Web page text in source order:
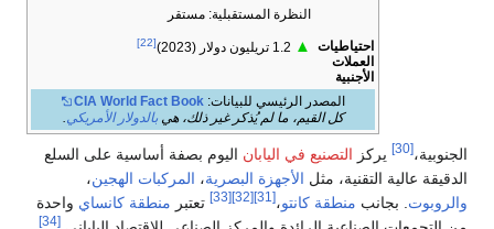
النظرة المستقبلية: مستقر
احتياطيات
العملات
الأجنبية
▲
[22]
المصدر الرئيسي للبيانات: CIA World Fact Book
كل القيم، ما لم يُذكر غير ذلك، هيبالدولار الأمريكي.
الجنوبية،[30] يركز التصنيع في اليابان اليوم بصفة أساسية على السلع
الدقيقة عالية التقنية، مثل الأجهزة البصرية، المركبات الهجين،
والروبوت . بجانب منطقة كانتو،[31]
[32]
[33] تعتبر منطقة كانساي واحدة
[34]